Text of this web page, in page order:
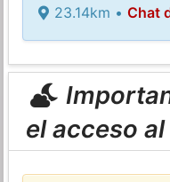
23.14km • Chat
el acceso